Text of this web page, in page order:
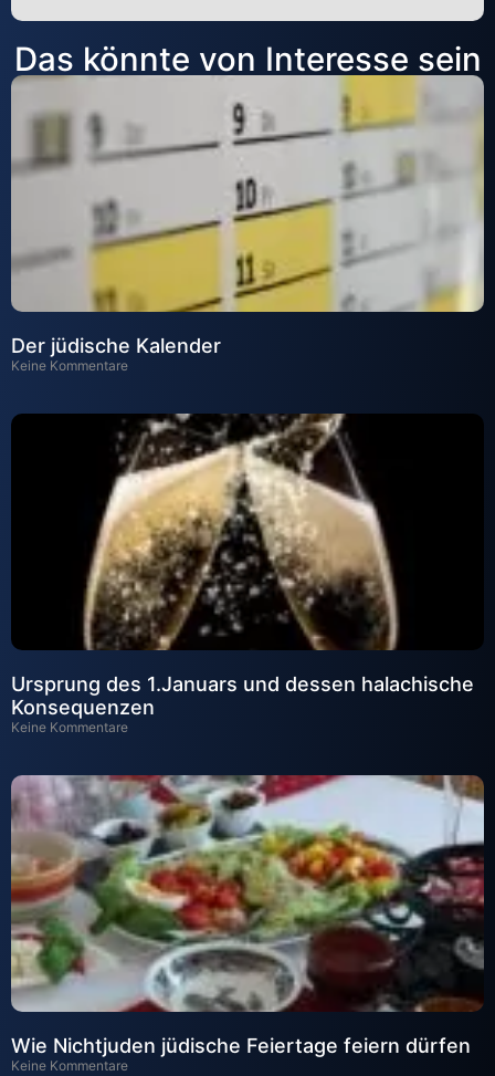
Alternative:
Das könnte von Interesse sein
Der jüdische Kalender
Keine Kommentare
Ursprung des 1.Januars und dessen halachische
Konsequenzen
Keine Kommentare
Wie Nichtjuden jüdische Feiertage feiern dürfen
Keine Kommentare